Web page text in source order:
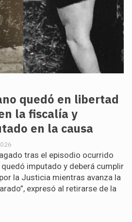
quedó en libertad
la fiscalía y
en la causa
tras el episodio ocurrido
imputado y deberá cumplir
la Justicia mientras avanza la
expresó al retirarse de la